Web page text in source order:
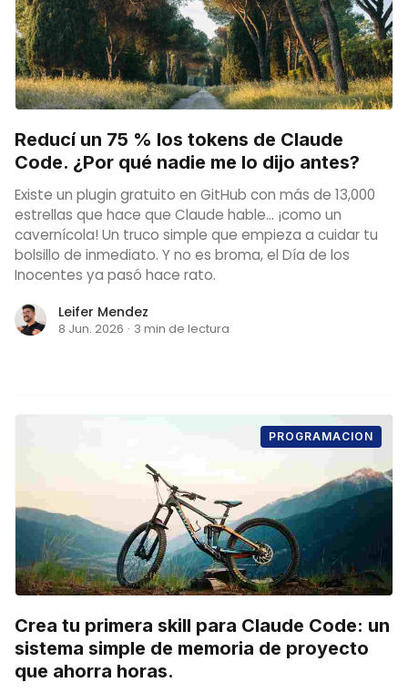
Reducí un 75 % los tokens de Claude
Code. ¿Por qué nadie me lo dijo antes?
Existe un plugin gratuito en GitHub con más de 13,000
estrellas que hace que Claude hable... ¡como un
cavernícola! Un truco simple que empieza a cuidar tu
bolsillo de inmediato. Y no es broma, el Día de los
Inocentes ya pasó hace rato.
Leifer Mendez
8 Jun. 2026 · 3 min de lectura
PROGRAMACION
Crea tu primera skill para Claude Code: un
sistema simple de memoria de proyecto
que ahorra horas.